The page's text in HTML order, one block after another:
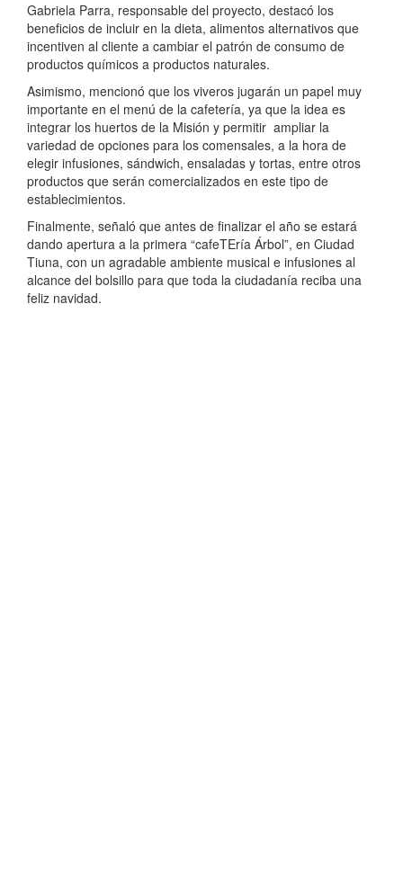
Gabriela Parra, responsable del proyecto, destacó los
beneficios de incluir en la dieta, alimentos alternativos que
incentiven al cliente a cambiar el patrón de consumo de
productos químicos a productos naturales.
Asimismo, mencionó que los viveros jugarán un papel muy
importante en el menú de la cafetería, ya que la idea es
integrar los huertos de la Misión y permitir ampliar la
variedad de opciones para los comensales, a la hora de
elegir infusiones, sándwich, ensaladas y tortas, entre otros
productos que serán comercializados en este tipo de
establecimientos.
Finalmente, señaló que antes de finalizar el año se estará
dando apertura a la primera “cafeTEría Árbol”, en Ciudad
Tiuna, con un agradable ambiente musical e infusiones al
alcance del bolsillo para que toda la ciudadanía reciba una
feliz navidad.